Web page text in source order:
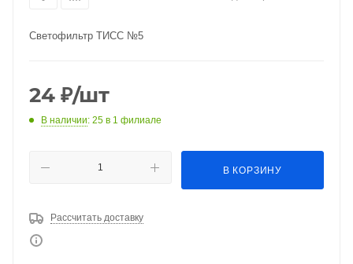
Светофильтр ТИСС №5
24 ₽/шт
В наличии: 25 в 1 филиале
В КОРЗИНУ
Рассчитать доставку